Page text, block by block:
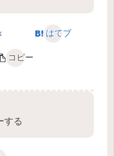
はてブ
コピー
する